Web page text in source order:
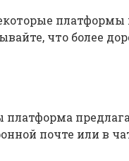
платформы
что более
почте или в